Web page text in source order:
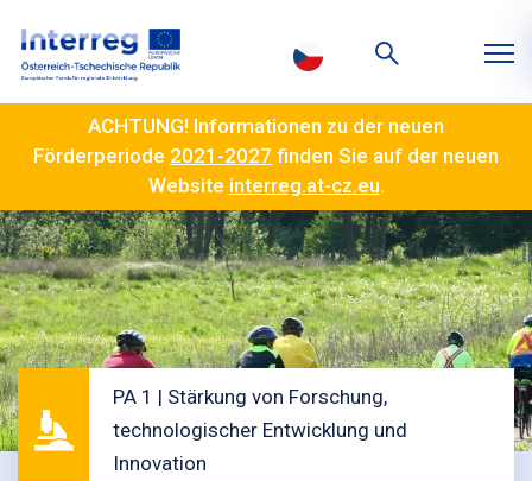
ACHTUNG! Informationen zu der neuen
Förderperiode 2021-2027 finden Sie auf der neuen
Website interreg.at-cz.eu.
PA 1 | Stärkung von Forschung,
technologischer Entwicklung und
Innovation